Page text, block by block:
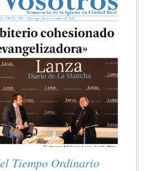
Tiempo Ordinario